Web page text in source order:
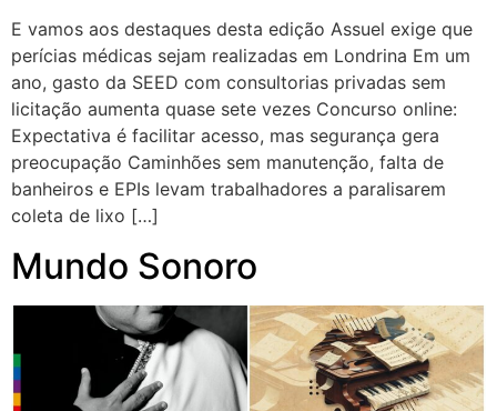
E vamos aos destaques desta edição Assuel exige que
perícias médicas sejam realizadas em Londrina Em um
ano, gasto da SEED com consultorias privadas sem
licitação aumenta quase sete vezes Concurso online:
Expectativa é facilitar acesso, mas segurança gera
preocupação Caminhões sem manutenção, falta de
banheiros e EPIs levam trabalhadores a paralisarem
coleta de lixo […]
Mundo Sonoro